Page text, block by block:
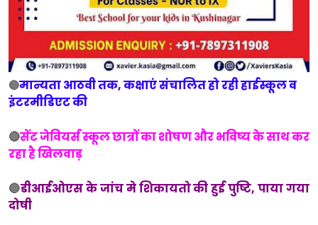
🔵मान्यता आठवी तक, कक्षाएं संचालित हो रही हाईस्कूल व
इंटरमीडिएट की
🔴सेंट जेवियर्स स्कूल छात्रों का शोषण और भविष्य के साथ कर
रहा है खिलवाड़
🔵डीआईओएस के जांच मे शिकायतो की हुई पुष्टि, पाया गया
दोषी